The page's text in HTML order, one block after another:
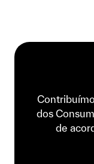
dos
de